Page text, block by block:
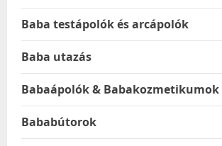
Baba testápolók és arcápolók
Baba utazás
Babaápolók & Babakozmetikumok
Bababútorok